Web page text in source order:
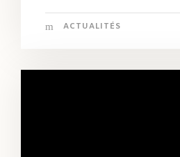
ACTUALITÉS